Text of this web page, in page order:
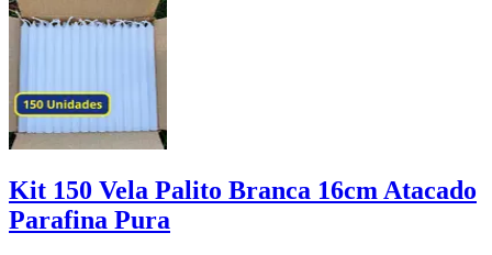
Kit 150 Vela Palito Branca 16cm Atacado
Parafina Pura